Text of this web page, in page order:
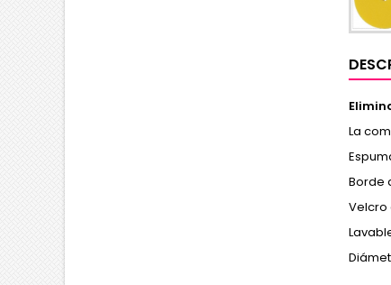
La
Borde
Velcro